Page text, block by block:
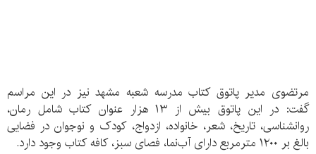
مرتضوی مدیر پاتوق کتاب مدرسه شعبه مشهد نیز در این مراسم
گفت: در این پاتوق بیش از ۱۳ هزار عنوان کتاب شامل رمان،
روانشناسی، تاریخ، شعر، خانواده، ازدواج، کودک و نوجوان در فضایی
بالغ بر ۱۲۰۰ مترمربع دارای آب‌نما، فصای سبز، کافه کتاب وجود دارد.